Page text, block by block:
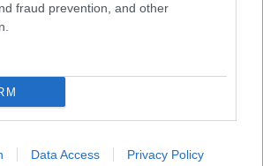
fraud prevention, and other
Data Access Privacy Policy